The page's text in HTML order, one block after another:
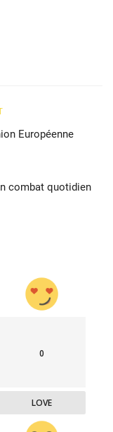
Européenne
combat quotidien
0
LOVE